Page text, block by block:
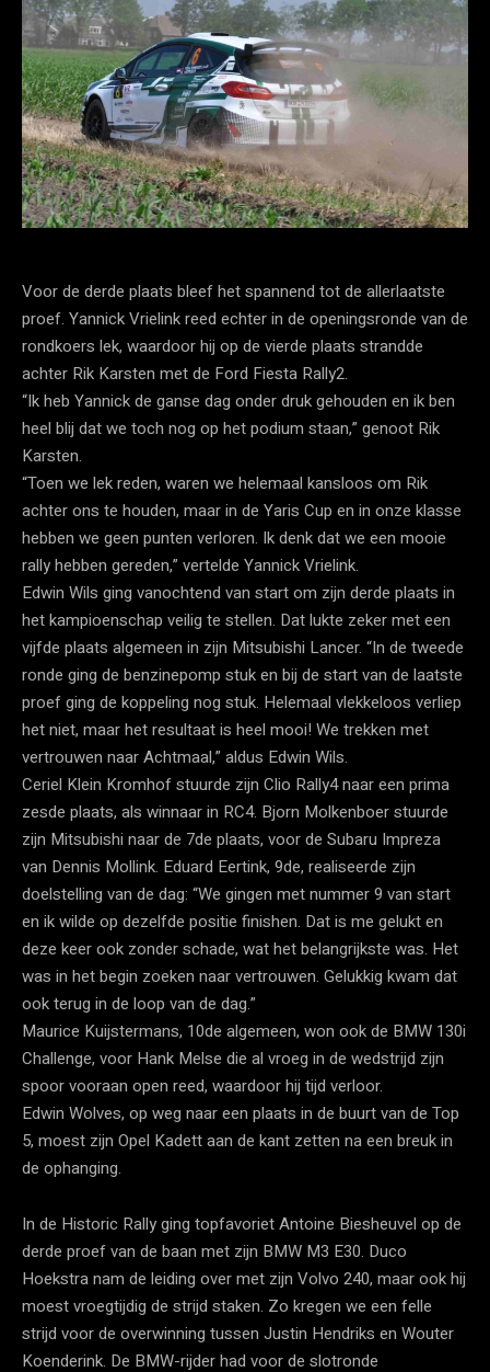
Voor de derde plaats bleef het spannend tot de allerlaatste
proef. Yannick Vrielink reed echter in de openingsronde van de
rondkoers lek, waardoor hij op de vierde plaats strandde
achter Rik Karsten met de Ford Fiesta Rally2.
“Ik heb Yannick de ganse dag onder druk gehouden en ik ben
heel blij dat we toch nog op het podium staan,” genoot Rik
Karsten.
“Toen we lek reden, waren we helemaal kansloos om Rik
achter ons te houden, maar in de Yaris Cup en in onze klasse
hebben we geen punten verloren. Ik denk dat we een mooie
rally hebben gereden,” vertelde Yannick Vrielink.
Edwin Wils ging vanochtend van start om zijn derde plaats in
het kampioenschap veilig te stellen. Dat lukte zeker met een
vijfde plaats algemeen in zijn Mitsubishi Lancer. “In de tweede
ronde ging de benzinepomp stuk en bij de start van de laatste
proef ging de koppeling nog stuk. Helemaal vlekkeloos verliep
het niet, maar het resultaat is heel mooi! We trekken met
vertrouwen naar Achtmaal,” aldus Edwin Wils.
Ceriel Klein Kromhof stuurde zijn Clio Rally4 naar een prima
zesde plaats, als winnaar in RC4. Bjorn Molkenboer stuurde
zijn Mitsubishi naar de 7de plaats, voor de Subaru Impreza
van Dennis Mollink. Eduard Eertink, 9de, realiseerde zijn
doelstelling van de dag: “We gingen met nummer 9 van start
en ik wilde op dezelfde positie finishen. Dat is me gelukt en
deze keer ook zonder schade, wat het belangrijkste was. Het
was in het begin zoeken naar vertrouwen. Gelukkig kwam dat
ook terug in de loop van de dag.”
Maurice Kuijstermans, 10de algemeen, won ook de BMW 130i
Challenge, voor Hank Melse die al vroeg in de wedstrijd zijn
spoor vooraan open reed, waardoor hij tijd verloor.
Edwin Wolves, op weg naar een plaats in de buurt van de Top
5, moest zijn Opel Kadett aan de kant zetten na een breuk in
de ophanging.
In de Historic Rally ging topfavoriet Antoine Biesheuvel op de
derde proef van de baan met zijn BMW M3 E30. Duco
Hoekstra nam de leiding over met zijn Volvo 240, maar ook hij
moest vroegtijdig de strijd staken. Zo kregen we een felle
strijd voor de overwinning tussen Justin Hendriks en Wouter
Koenderink. De BMW-rijder had voor de slotronde